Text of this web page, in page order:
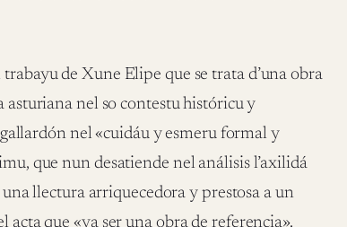
de Xune Elipe que se trata d’una obra
asturiana nel so contestu históricu y
nel «cuidáu y esmeru formal y
que nun desatiende nel análisis l’axilidá
llectura arriquecedora y prestosa a un
que «va ser una obra de referencia».